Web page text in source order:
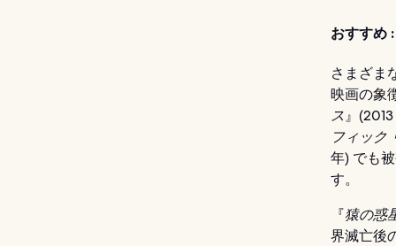
おすすめ :
さまざま
映画の象
ス』
フィック
年) でも
す。
『猿の惑
界滅亡後